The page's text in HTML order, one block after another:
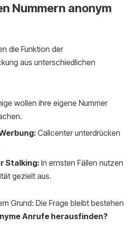
Nummern anonym
die Funktion der
aus unterschiedlichen
wollen ihre eigene Nummer
Callcenter unterdrücken
Stalking: In ernsten Fällen nutzen
gezielt aus.
Grund: Die Frage bleibt bestehen
Anrufe herausfinden?